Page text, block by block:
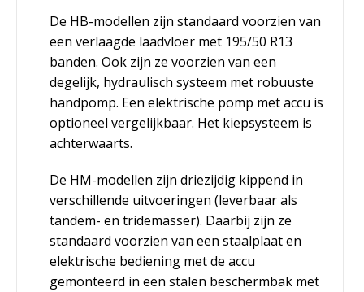
De HB-modellen zijn standaard voorzien van
een verlaagde laadvloer met 195/50 R13
banden. Ook zijn ze voorzien van een
degelijk, hydraulisch systeem met robuuste
handpomp. Een elektrische pomp met accu is
optioneel vergelijkbaar. Het kiepsysteem is
achterwaarts.
De HM-modellen zijn driezijdig kippend in
verschillende uitvoeringen (leverbaar als
tandem- en tridemasser). Daarbij zijn ze
standaard voorzien van een staalplaat en
elektrische bediening met de accu
gemonteerd in een stalen beschermbak met